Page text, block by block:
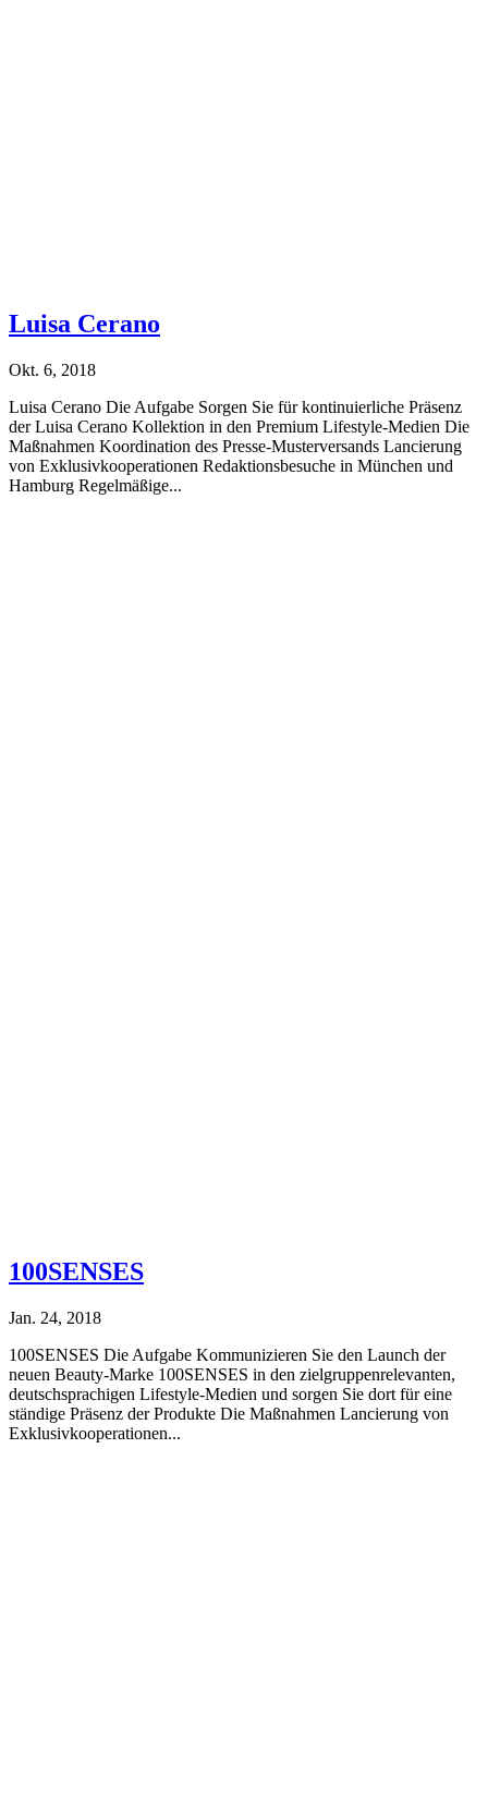
Luisa Cerano
Okt. 6, 2018
Luisa Cerano Die Aufgabe Sorgen Sie für kontinuierliche Präsenz
der Luisa Cerano Kollektion in den Premium Lifestyle-Medien Die
Maßnahmen Koordination des Presse-Musterversands Lancierung
von Exklusivkooperationen Redaktionsbesuche in München und
Hamburg Regelmäßige...
100SENSES
Jan. 24, 2018
100SENSES Die Aufgabe Kommunizieren Sie den Launch der
neuen Beauty-Marke 100SENSES in den zielgruppenrelevanten,
deutschsprachigen Lifestyle-Medien und sorgen Sie dort für eine
ständige Präsenz der Produkte Die Maßnahmen Lancierung von
Exklusivkooperationen...